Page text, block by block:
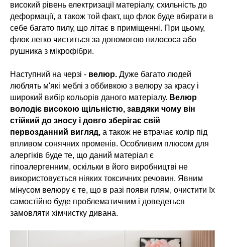
високий рівень електризації матеріалу, схильність до
деформації, а також той факт, що флок буде вбирати в
себе багато пилу, що літає в приміщенні. При цьому,
флок легко чиститься за допомогою пилососа або
рушника з мікрофібри.
Наступний на черзі - велюр. Дуже багато людей
люблять м'які меблі з оббивкою з велюру за красу і
широкий вибір кольорів даного матеріалу. Велюр
володіє високою щільністю, завдяки чому він
стійкий до зносу і довго зберігає свій
первозданний вигляд, а також не втрачає колір під
впливом сонячних променів. Особливим плюсом для
алергіків буде те, що даний матеріал є
гіпоалергенним, оскільки в його виробництві не
використовується ніяких токсичних речовин. Явним
мінусом велюру є те, що в разі появи плям, очистити їх
самостійно буде проблематичним і доведеться
замовляти хімчистку дивана.